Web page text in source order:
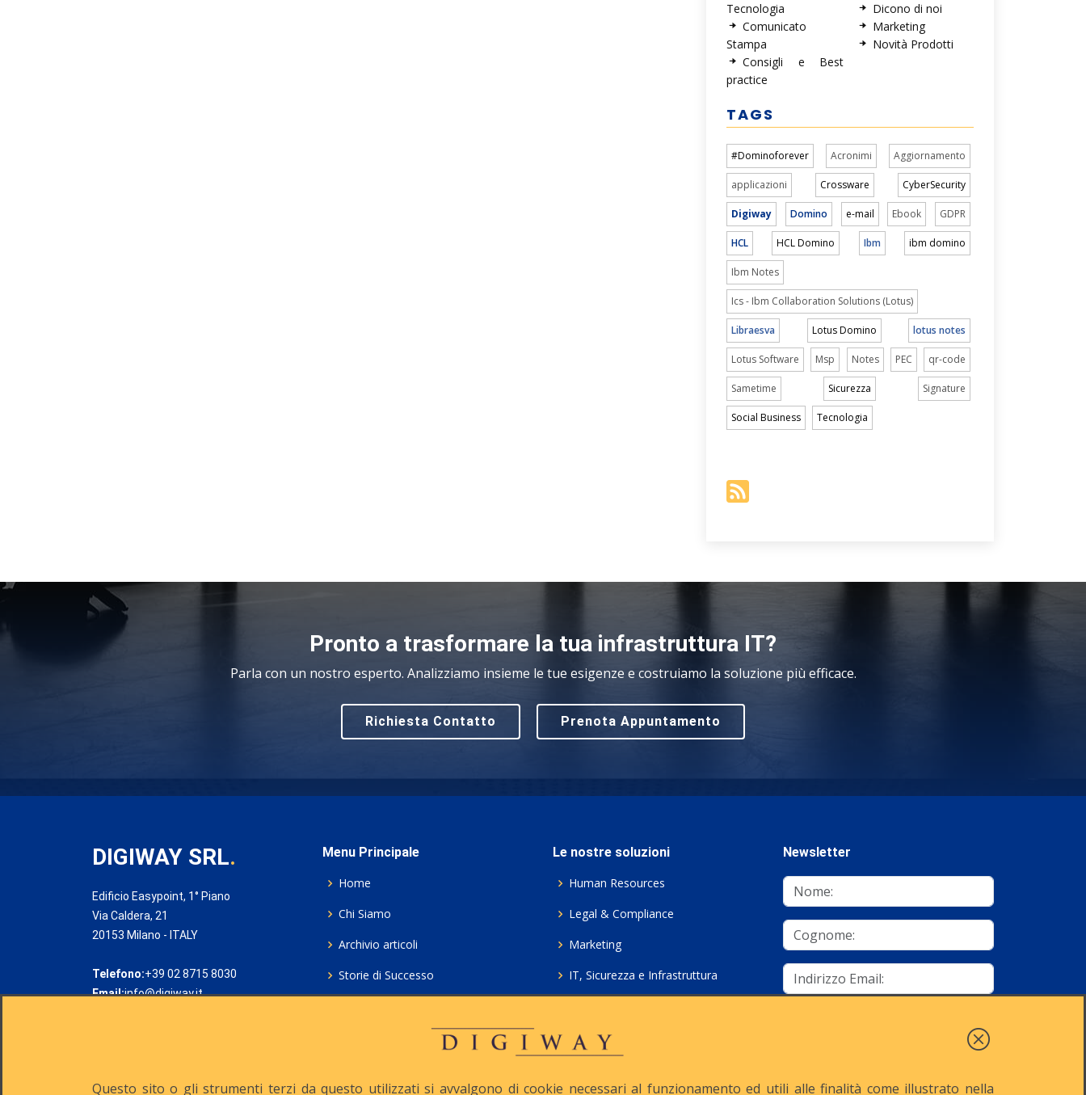
Tecnologia
Comunicato
Stampa
Consigli e Best
practice
Dicono di noi
Marketing
Novità Prodotti
TAGS
#Dominoforever Acronimi Aggiornamento
applicazioni Crossware CyberSecurity
Digiway Domino e-mail Ebook GDPR
HCL HCL Domino Ibm ibm domino
Ibm Notes
Ics - Ibm Collaboration Solutions (Lotus)
Libraesva Lotus Domino lotus notes
Lotus Software Msp Notes PEC qr-code
Sametime Sicurezza Signature
Social Business Tecnologia
Pronto a trasformare la tua infrastruttura IT?
Parla con un nostro esperto. Analizziamo insieme le tue esigenze e costruiamo la soluzione più efficace.
Richiesta Contatto Prenota Appuntamento
DIGIWAY SRL.
Edificio Easypoint, 1° Piano
Via Caldera, 21
20153 Milano - ITALY
Telefono:+39 02 8715 8030
Email:info@digiway.it
Menu Principale
Home
Chi Siamo
Archivio articoli
Storie di Successo
Le nostre soluzioni
Human Resources
Legal & Compliance
Marketing
IT, Sicurezza e Infrastruttura
Consulenza ICT e Licenze
Newsletter
Questo sito o gli strumenti terzi da questo utilizzati si avvalgono di cookie necessari al funzionamento ed utili alle finalità come illustrato nella